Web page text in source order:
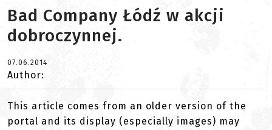
Bad Company Łódź w akcji
dobroczynnej.
07.06.2014
Author:
This article comes from an older version of the
portal and its display (especially images) may